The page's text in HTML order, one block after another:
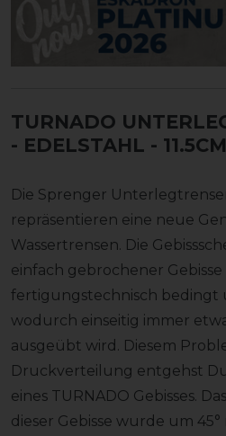
TURNADO
- EDELSTAHL -
Die Sprenger
repräsentieren eine neue
Wassertrensen. Die
einfach gebrochener Gebisse
fertigungstechnisch bedingt
wodurch einseitig immer
ausgeübt wird. Diesem
Druckverteilung entgehst
eines TURNADO Gebisses.
dieser Gebisse wurde um